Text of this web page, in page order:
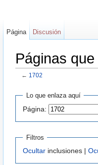
Páginas
← 1702
Lo que enlaza aquí
Página:
Filtros
Ocultar inclusiones |
Página Discusión